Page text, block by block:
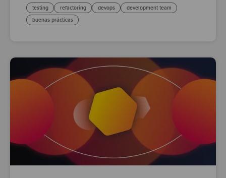
testing refactoring devops
development team
buenas prácticas